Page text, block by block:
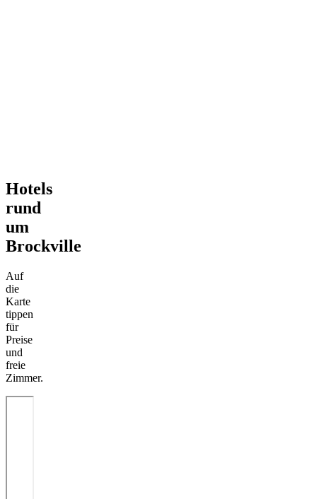
Hotels
rund
um
Brockville
Auf
die
Karte
tippen
für
Preise
und
freie
Zimmer.